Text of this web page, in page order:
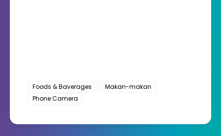
Foods & Baverages
Makan-makan
Phone Camera